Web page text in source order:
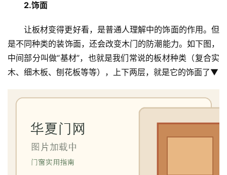
2.饰面
让板材变得更好看，是普通人理解中的饰面的作用。但
是不同种类的装饰面，还会改变木门的防潮能力。如下图，
中间部分叫做“基材”，也就是我们常说的板材种类（复合实
木、细木板、刨花板等等），上下两层，就是它的饰面了▼